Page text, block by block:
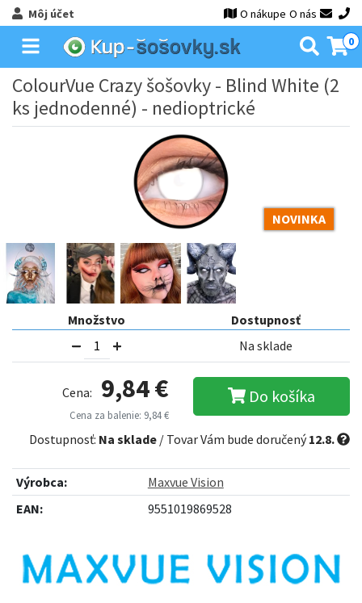
Môj účet O nákupe O nás
0
ColourVue Crazy šošovky - Blind White (2
ks jednodenné) - nedioptrické
NOVINKA
Množstvo
Dostupnosť
Na sklade
Cena: 9,84 €
Cena za balenie: 9,84 €
Do košíka
Dostupnosť: Na sklade / Tovar Vám bude doručený12.8.
Výrobca:
Maxvue Vision
EAN:
9551019869528